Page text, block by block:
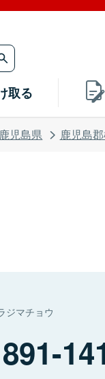
取る
鹿児島県 鹿児島
ジマチョウ
891-